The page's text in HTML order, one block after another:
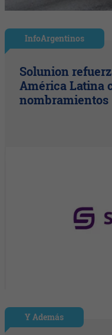
InfoArgentinos
Solunion
América Latina
nombramientos
Y Además